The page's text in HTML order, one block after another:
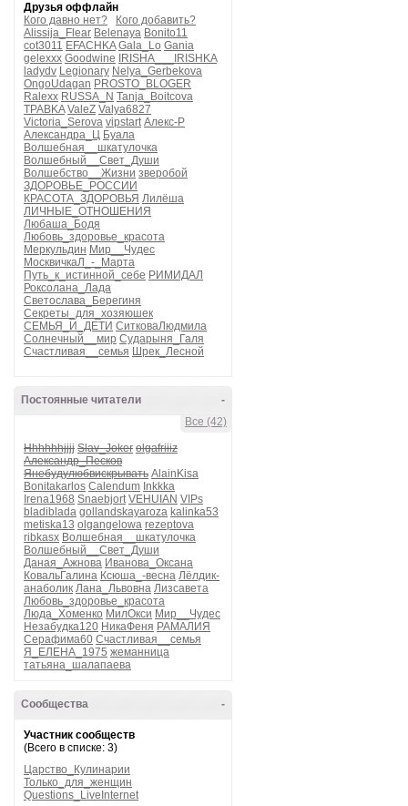
Друзья оффлайн
Кого давно нет?
Кого добавить?
Alissija_Flear Belenaya Bonito11
cot3011 EFACHKA Gala_Lo Gania
gelexxx Goodwine
IRISHA___IRISHKA
ladydv Legionary Nelya_Gerbekova
OngoUdagan PROSTO_BLOGER
Ralexx RUSSA_N Tanja_Boitcova
TPABKA ValeZ Valya6827
Victoria_Serova vipstart Алекс-Р
Александра_Ц Буала
Волшебная__шкатулочка
Волшебный__Свет_Души
Волшебство__Жизни зверобой
ЗДОРОВЬЕ_РОССИИ
КРАСОТА_ЗДОРОВЬЯ Лилёша
ЛИЧНЫЕ_ОТНОШЕНИЯ
Любаша_Бодя
Любовь_здоровье_красота
Меркульдин Мир__Чудес
МосквичкаЛ_-_Марта
Путь_к_истинной_себе РИМИДАЛ
Роксолана_Лада
Светослава_Берегиня
Секреты_для_хозяюшек
СЕМЬЯ_И_ДЕТИ СитковаЛюдмила
Солнечный__мир Сударыня_Галя
Счастливая__семья Шрек_Лесной
-
Постоянные читатели
Все (42)
Hhhhhhjjjj Slav_Joker olgafriiiz
Александр_Песков
Янебудулюбвискрывать AlainKisa
Bonitakarlos Calendum Inkkka
Irena1968 Snaebjort VEHUIAN VIPs
bladiblada gollandskayaroza kalinka53
metiska13 olgangelowa rezeptova
ribkasx Волшебная__шкатулочка
Волшебный__Свет_Души
Даная_Ажнова Иванова_Оксана
КовальГалина Ксюша_-весна Лёлдик-
анаболик Лана_Львовна Лизсавета
Любовь_здоровье_красота
Люда_Хоменко МилОкси Мир__Чудес
Незабудка120 НикаФеня РАМАЛИЯ
Серафима60 Счастливая__семья
Я_ЕЛЕНА_1975 жеманница
татьяна_шалапаева
-
Сообщества
Участник сообществ
(Всего в списке: 3)
Царство_Кулинарии
Только_для_женщин
Questions_LiveInternet